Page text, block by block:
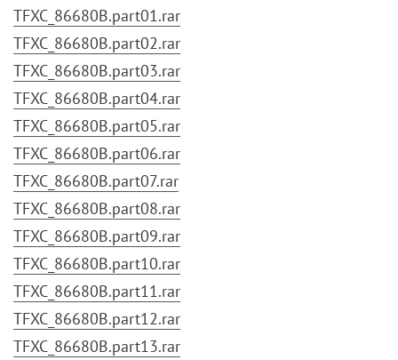
TFXC_86680B.part01.rar
TFXC_86680B.part02.rar
TFXC_86680B.part03.rar
TFXC_86680B.part04.rar
TFXC_86680B.part05.rar
TFXC_86680B.part06.rar
TFXC_86680B.part07.rar
TFXC_86680B.part08.rar
TFXC_86680B.part09.rar
TFXC_86680B.part10.rar
TFXC_86680B.part11.rar
TFXC_86680B.part12.rar
TFXC_86680B.part13.rar